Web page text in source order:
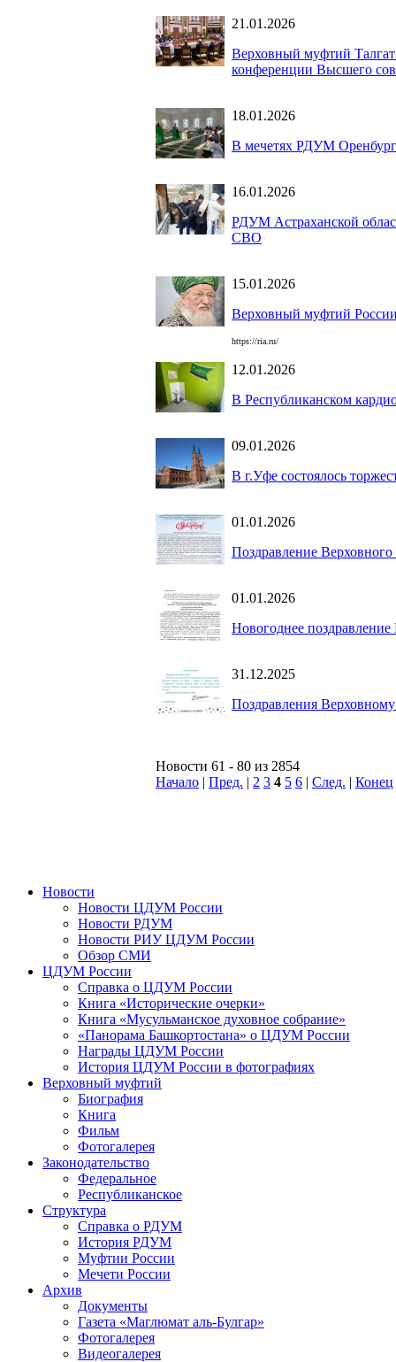
21.01.2026
Верховный муфтий
конференции Высшего
18.01.2026
В мечетях РДУМ
16.01.2026
РДУМ Астраханской
СВО
15.01.2026
Верховный муфтий
https://ria.ru/
12.01.2026
В Республиканском
09.01.2026
В г.Уфе состоялось
01.01.2026
Поздравление
01.01.2026
Новогоднее
31.12.2025
Поздравления
Новости 61 - 80 из 2854
Начало | Пред. | 2 3 4 5 6 | След. | Конец
Новости
Новости ЦДУМ России
Новости РДУМ
Новости РИУ ЦДУМ России
Обзор СМИ
ЦДУМ России
Справка о ЦДУМ России
Книга «Исторические очерки»
Книга «Мусульманское духовное собрание»
«Панорама Башкортостана» о ЦДУМ России
Награды ЦДУМ России
История ЦДУМ России в фотографиях
Верховный муфтий
Биография
Книга
Фильм
Фотогалерея
Законодательство
Федеральное
Республиканское
Структура
Справка о РДУМ
История РДУМ
Муфтии России
Мечети России
Архив
Документы
Газета «Маглюмат аль-Булгар»
Фотогалерея
Видеогалерея